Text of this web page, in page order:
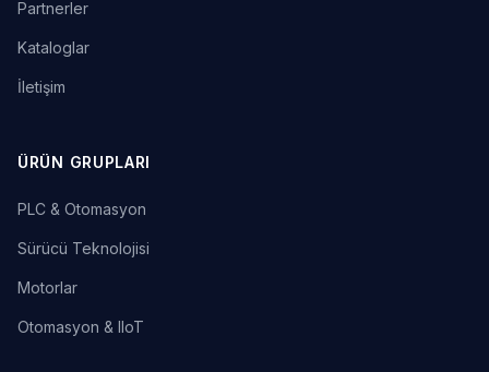
Partnerler
Kataloglar
İletişim
ÜRÜN GRUPLARI
PLC & Otomasyon
Sürücü Teknolojisi
Motorlar
Otomasyon & IIoT